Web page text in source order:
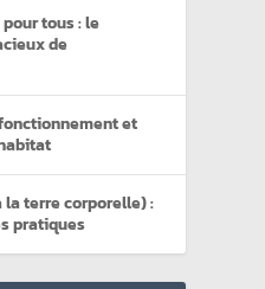
tous : le
de
et
la terre corporelle) :
pratiques